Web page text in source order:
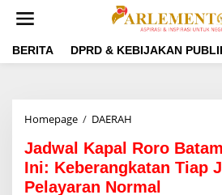
t
BERITA DPRD & KEBIJAKAN
Homepage / DAERAH
d
w
a
l
Jadwal Kapal Roro
Ini: Keberangkatan Tiap
Pelayaran Normal